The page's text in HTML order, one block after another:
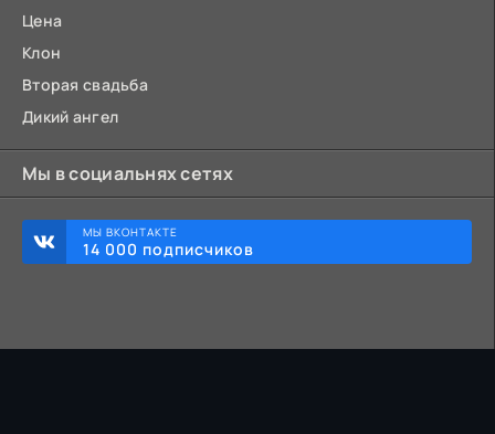
Цена
Клон
Вторая свадьба
Дикий ангел
Мы в социальнях сетях
МЫ ВКОНТАКТЕ
14 000 подписчиков